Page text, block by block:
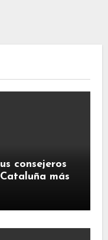
consejeros
más